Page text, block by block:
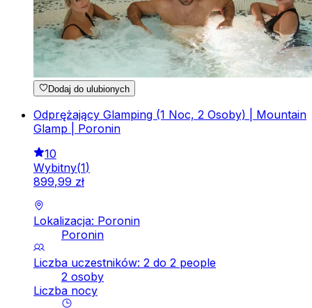
Dodaj do ulubionych
Odprężający Glamping (1 Noc, 2 Osoby) | Mountain
Glamp | Poronin
10
Wybitny(1)
899,99 zł
Lokalizacja: Poronin
Poronin
Liczba uczestników: 2 do 2 people
2 osoby
Liczba nocy